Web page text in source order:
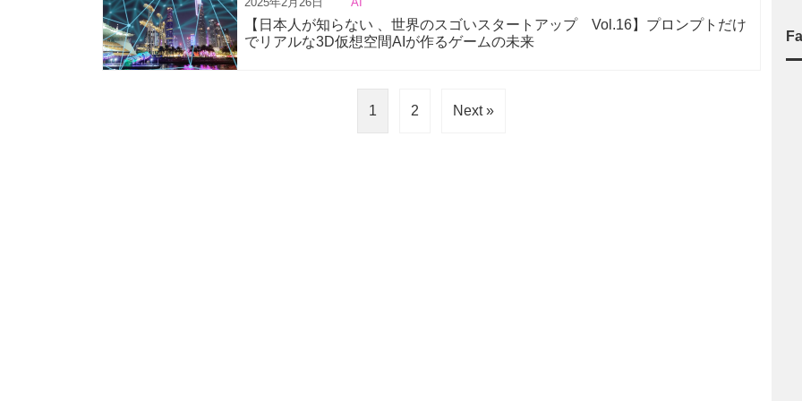
【日本人が知らない 、世界のスゴいスタートアップ Vol.16】プロンプトだけ
でリアルな3D仮想空間AIが作るゲームの未来
1 2 Next »